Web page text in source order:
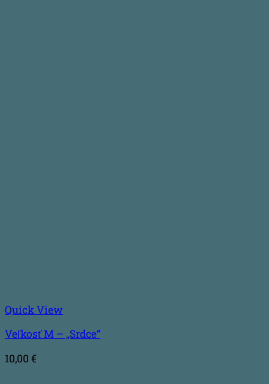
Quick View
Veľkosť M – „Srdce“
10,00 €